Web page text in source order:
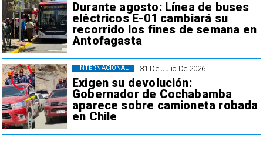
Durante agosto: Línea de buses
eléctricos E-01 cambiará su
recorrido los fines de semana en
Antofagasta
31 De Julio De 2026
Exigen su devolución:
Gobernador de Cochabamba
aparece sobre camioneta robada
en Chile
INTERNACIONAL